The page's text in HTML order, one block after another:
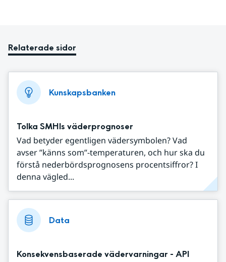
Relaterade sidor
Kunskapsbanken
Tolka SMHIs väderprognoser
Vad betyder egentligen vädersymbolen? Vad
avser ”känns som”-temperaturen, och hur ska du
förstå nederbördsprognosens procentsiffror? I
denna vägled...
Data
Konsekvensbaserade vädervarningar - API